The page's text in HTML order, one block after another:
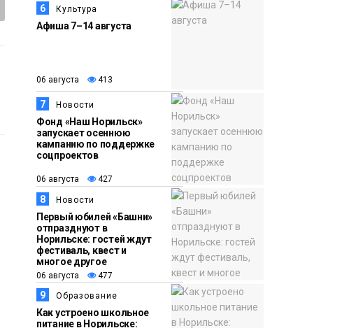
6 Культура
Афиша 7–14 августа
06 августа 413
7 Новости
Фонд «Наш Норильск»
запускает осеннюю
кампанию по поддержке
соцпроектов
06 августа 427
8 Новости
Первый юбилей «Башни»
отпразднуют в
Норильске: гостей ждут
фестиваль, квест и
многое другое
06 августа 477
9 Образование
Как устроено школьное
питание в Норильске: